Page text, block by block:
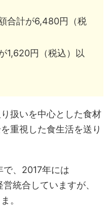
合計が6,480円（税
1,620円（税込）以
扱いを中心とした食材
重視した食生活を送り
、2017年には
統合していますが、
。